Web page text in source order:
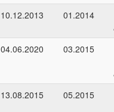
10.12.2013
01.2014
04.06.2020
03.2015
13.08.2015
05.2015